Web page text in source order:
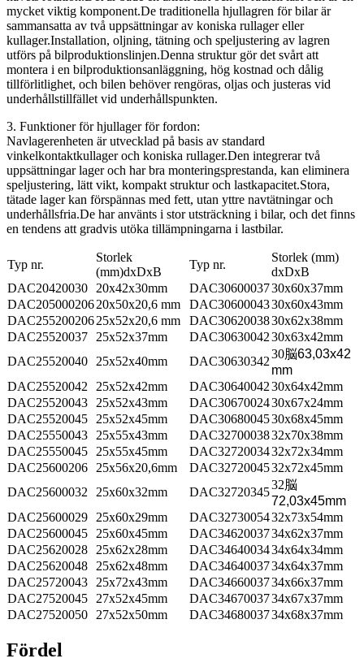
mycket viktig komponent.De traditionella hjullagren för bilar är
sammansatta av två uppsättningar av koniska rullager eller
kullager.Installation, oljning, tätning och speljustering av lagren
utförs på bilproduktionslinjen.Denna struktur gör det svårt att
montera i en bilproduktionsanläggning, hög kostnad och dålig
tillförlitlighet, och bilen behöver rengöras, oljas och justeras vid
underhållstillfället vid underhållspunkten.
3. Funktioner för hjullager för fordon:
Navlagerenheten är utvecklad på basis av standard
vinkelkontaktkullager och koniska rullager.Den integrerar två
uppsättningar lager och har bra monteringsprestanda, kan eliminera
speljustering, lätt vikt, kompakt struktur och lastkapacitet.Stora,
tätade lager kan förspännas med fett, utan yttre navtätningar och
underhållsfria.De har använts i stor utsträckning i bilar, och det finns
en tendens att gradvis utöka tillämpningarna i lastbilar.
Typ nr.
Storlek
(mm)dxDxB
Typ nr.
Storlek (mm)
dxDxB
DAC20420030
20x42x30mm DAC3060003730x60x37mm
DAC20500020620x50x20,6 mm DAC3060004330x60x43mm
DAC25520020625x52x20,6 mm DAC3062003830x62x38mm
DAC25520037
25x52x37mm DAC3063004230x63x42mm
DAC25520040
25x52x40mm DAC30630342
30脳63,03x42
mm
DAC25520042
25x52x42mm DAC3064004230x64x42mm
DAC25520043
25x52x43mm DAC3067002430x67x24mm
DAC25520045
25x52x45mm DAC3068004530x68x45mm
DAC25550043
25x55x43mm DAC3270003832x70x38mm
DAC25550045
25x55x45mm DAC3272003432x72x34mm
DAC25600206
25x56x20,6mm DAC3272004532x72x45mm
DAC25600032
25x60x32mm DAC32720345
32 脳
72,03x45mm
DAC25600029
25x60x29mm DAC3273005432x73x54mm
DAC25600045
25x60x45mm DAC3462003734x62x37mm
DAC25620028
25x62x28mm DAC3464003434x64x34mm
DAC25620048
25x62x48mm DAC3464003734x64x37mm
DAC25720043
25x72x43mm DAC3466003734x66x37mm
DAC27520045
27x52x45mm DAC3467003734x67x37mm
DAC27520050
27x52x50mm DAC3468003734x68x37mm
Fördel